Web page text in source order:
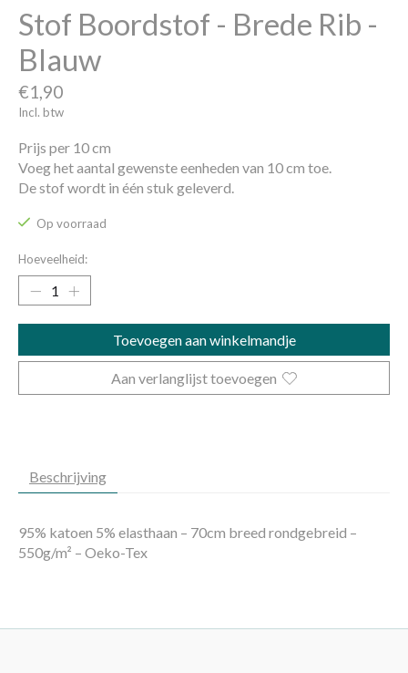
Stof Boordstof - Brede Rib -
Blauw
€1,90
Incl. btw
Prijs per 10 cm
Voeg het aantal gewenste eenheden van 10 cm toe.
De stof wordt in één stuk geleverd.
Op voorraad
Hoeveelheid:
Toevoegen aan winkelmandje
Aan verlanglijst toevoegen
Beschrijving
95% katoen 5% elasthaan – 70cm breed rondgebreid –
550g/m² – Oeko-Tex